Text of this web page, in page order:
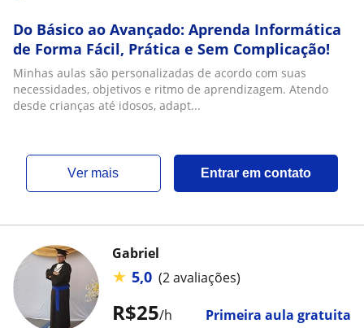
Do Básico ao Avançado: Aprenda Informática
de Forma Fácil, Prática e Sem Complicação!
Minhas aulas são personalizadas de acordo com suas
necessidades, objetivos e ritmo de aprendizagem. Atendo
desde crianças até idosos, adapt...
ver mais Entrar em contato
R$25/h Primeira aula gratuita
Gabriel
★ 5,0 (2 avaliações)